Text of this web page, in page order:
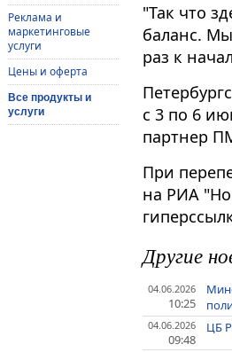
Реклама и
маркетинговые
услуги
Цены и оферта
Все продукты и
услуги
"Так что
баланс.
раз к
с 3 по 6
партнер
При
на РИА
Другие
04.06.2026
10:25
04.06.2026
09:48
ЦБ